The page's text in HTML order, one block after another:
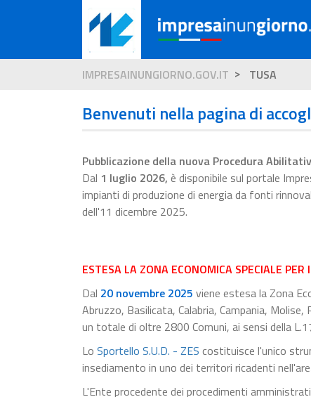
IMPRESAINUNGIORNO.GOV.IT TUSA
Benvenuti nella pagina di
Pubblicazione della nuova Procedura
Dal 1 luglio 2026, è disponibile sul portale
impianti di produzione di energia da fonti
dell'11 dicembre 2025.
ESTESA LA ZONA ECONOMICA SPECIALE
Dal 20 novembre 2025 viene estesa la Zona
Abruzzo, Basilicata, Calabria, Campania,
un totale di oltre 2800 Comuni, ai sensi della
Lo Sportello S.U.D. - ZES costituisce l'unico
insediamento in uno dei territori ricadenti
L'Ente procedente dei procedimenti